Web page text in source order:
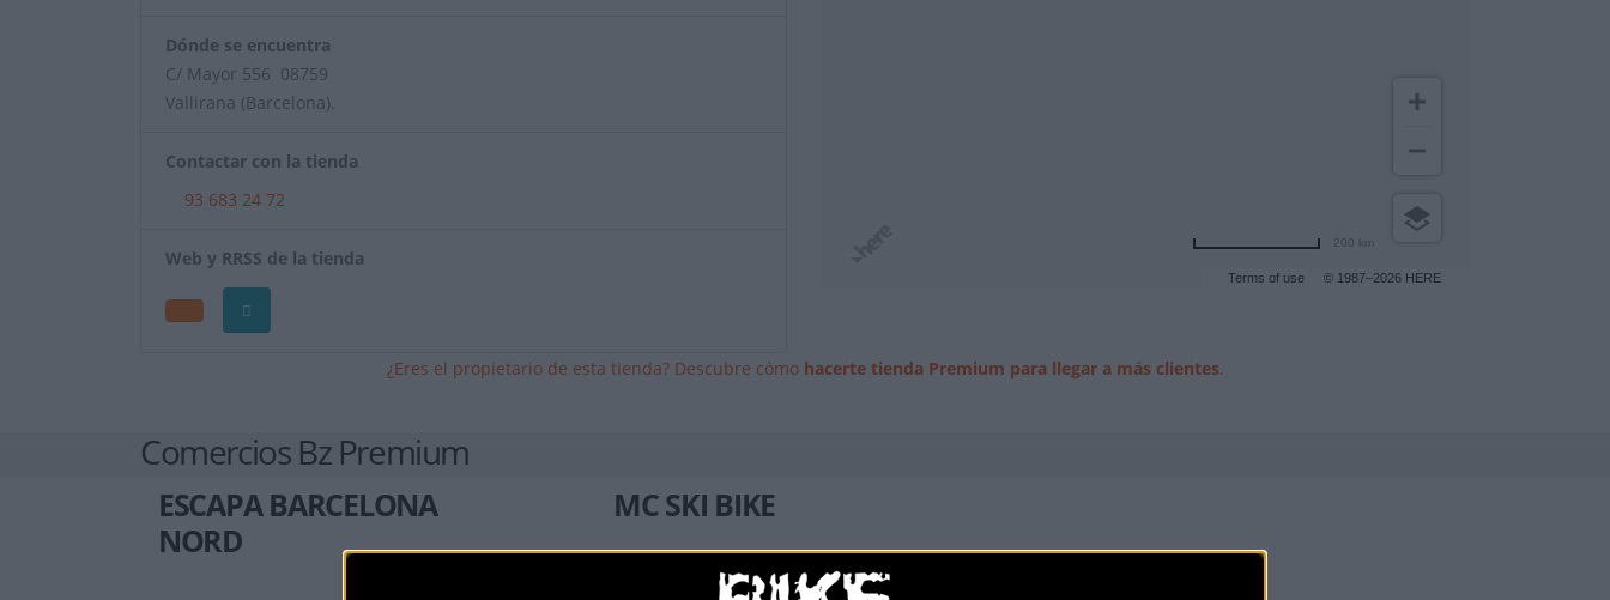
Dónde se encuentra
C/ Mayor 556 08759
Vallirana (Barcelona).
Contactar con la tienda
93 683 24 72
Web y RRSS de la tienda
Terms of use © 1987–2026 HERE
200 km
¿Eres el propietario de esta tienda? Descubre cómo hacerte tienda Premium para llegar a más clientes.
Comercios Bz Premium
ESCAPA BARCELONA
NORD
MC SKI BIKE
C/ Balmes, 331
Barcelona